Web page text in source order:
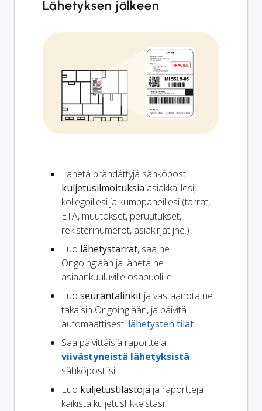
Lähetyksen jälkeen
Lähetä brändättyjä sähköposti
kuljetusilmoituksia asiakkaillesi,
kollegoillesi ja kumppaneillesi (tarrat,
ETA, muutokset, peruutukset,
rekisterinumerot, asiakirjat jne.)
Luo lähetystarrat, saa ne
Ongoing:ään ja lähetä ne
asiaankuuluville osapuolille
Luo seurantalinkit ja vastaanota ne
takaisin Ongoing:ään, ja päivitä
automaattisesti lähetysten tilat
Saa päivittäisiä raportteja
viivästyneistä lähetyksistä
sähköpostiisi
Luo kuljetustilastoja ja raportteja
kaikista kuljetusliikkeistäsi